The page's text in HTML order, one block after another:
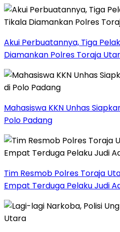
Akui Perbuatannya, Tiga
Diamankan Polres Toraja
Mahasiswa KKN Unhas
Polo Padang
Tim Resmob Polres Toraja
Empat Terduga Pelaku Judi